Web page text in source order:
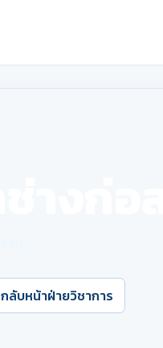
กลับหน้าฝ่ายวิชาการ